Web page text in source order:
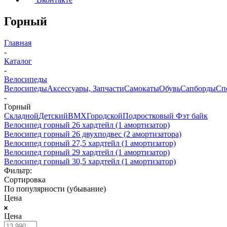
Горный
Главная
-
Каталог
-
Велосипеды
ВелосипедыАксессуары, ЗапчастиСамокатыОбувьСапборды
-
Горный
СкладнойДетскийBMXГородскойПодростковый Фэт байк
Велосипед горный 26 хардтейл (1 амортизатор)
Велосипед горный 26 двухподвес (2 амортизатора)
Велосипед горный 27,5 хардтейл (1 амортизатор)
Велосипед горный 29 хардтейл (1 амортизатор)
Велосипед горный 30,5 хардтейл (1 амортизатор)
Фильтр:
Сортировка
По популярности (убывание)
Цена
Цена